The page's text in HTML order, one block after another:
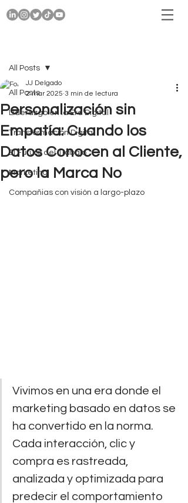
All Posts
Liderazgo en la Era Digital
Transformación Digital
El Futuro del Trabajo
Marketing
Compañias con visión a largo-plazo
All Posts
Personalización sin
Empatía: Cuando los
Datos Conocen al Cliente,
pero la Marca No
JJ Delgado
2 mar 2025 3 min de lectura
Vivimos en una era donde el
marketing basado en datos se
ha convertido en la norma.
Cada interacción, clic y
compra es rastreada,
analizada y optimizada para
predecir el comportamiento